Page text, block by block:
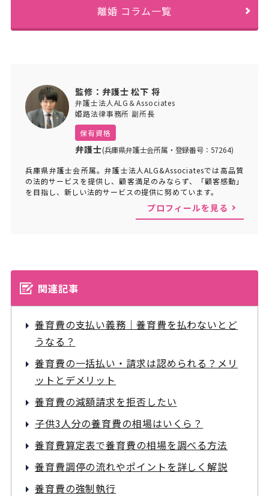
離婚 コラム一覧
監修：弁護士 松下 将
弁護士法人ALG＆Associates
姫路法律事務所 副所長
保有資格
弁護士(兵庫県弁護士会所属・登録番号：57264)
兵庫県弁護士会所属。弁護士法人ALG&Associatesでは高品質
の法的サービスを提供し、顧客満足のみならず、「顧客感動」
を目指し、新しい法的サービスの提供に努めています。
プロフィールを見る
関連記事
養育費の支払い義務｜養育費を払わないとど
うなる？
養育費の一括払い・請求は認められる？メリ
ットとデメリット
養育費の減額請求を拒否したい
子供3人分の養育費の相場はいくら？
養育費算定表で養育費の相場を調べる方法
養育費調停の流れやポイントを詳しく解説
養育費の強制執行